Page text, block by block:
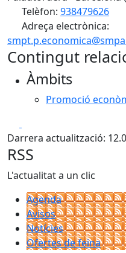
Telèfon: 938479626
Adreça electrònica:
Contingut
Àmbits
Promoció
Darrera actualització:
RSS
L'actualitat a un clic
Agenda
Avisos
Notícies
Ofertes de feina